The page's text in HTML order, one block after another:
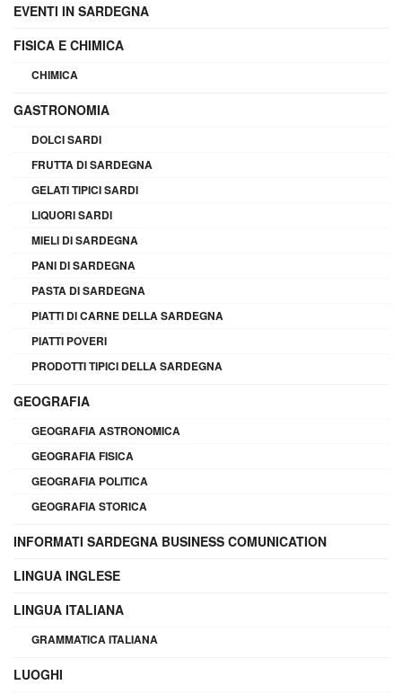
EVENTI IN SARDEGNA
FISICA E CHIMICA
CHIMICA
GASTRONOMIA
DOLCI SARDI
FRUTTA DI SARDEGNA
GELATI TIPICI SARDI
LIQUORI SARDI
MIELI DI SARDEGNA
PANI DI SARDEGNA
PASTA DI SARDEGNA
PIATTI DI CARNE DELLA SARDEGNA
PIATTI POVERI
PRODOTTI TIPICI DELLA SARDEGNA
GEOGRAFIA
GEOGRAFIA ASTRONOMICA
GEOGRAFIA FISICA
GEOGRAFIA POLITICA
GEOGRAFIA STORICA
INFORMATI SARDEGNA BUSINESS COMUNICATION
LINGUA INGLESE
LINGUA ITALIANA
GRAMMATICA ITALIANA
LUOGHI